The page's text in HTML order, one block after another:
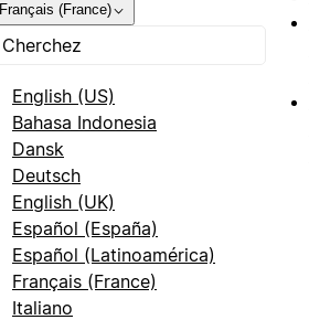
Français (France)
English (US)
Bahasa Indonesia
Dansk
Deutsch
English (UK)
Español (España)
Español (Latinoamérica)
Français (France)
Italiano